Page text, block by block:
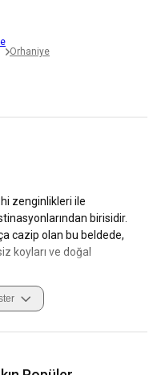
Orhaniye
zenginlikleri ile
birisidir.
cazip olan bu beldede,
koyları ve doğal
benzersiz olmasını
Mavi yolculuk
Ayrıca, bölgedeki